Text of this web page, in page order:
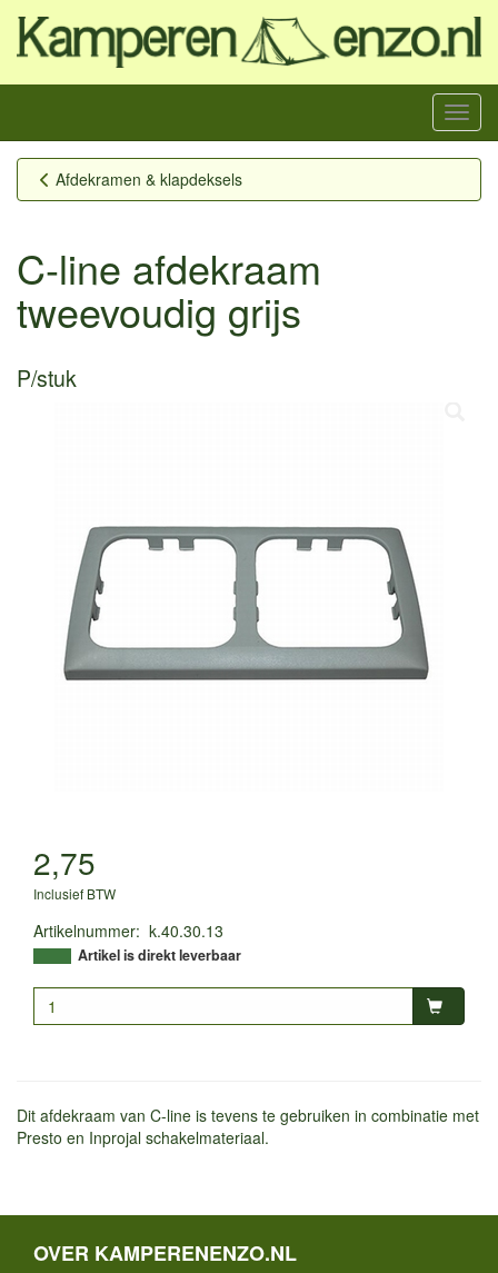
Menu
Afdekramen & klapdeksels
C-line afdekraam
tweevoudig grijs
P/stuk
2,75
Inclusief BTW
Artikelnummer: k.40.30.13
Artikel is direkt leverbaar
Dit afdekraam van C-line is tevens te gebruiken in combinatie met
Presto en Inprojal schakelmateriaal.
OVER KAMPERENENZO.NL